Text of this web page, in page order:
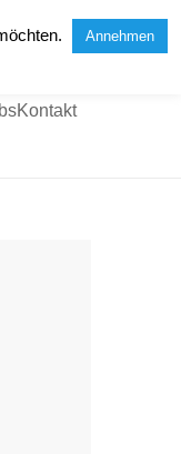
Kontakt
Annehmen